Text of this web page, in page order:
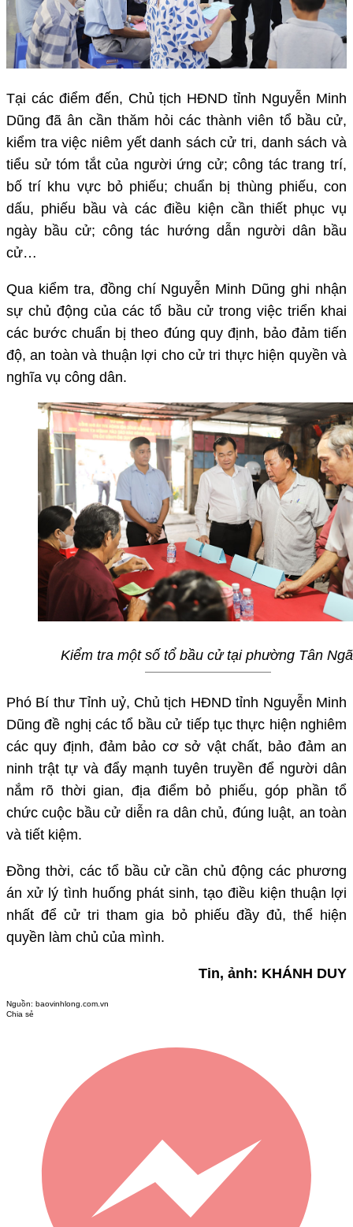
Tại các điểm đến, Chủ tịch HĐND tỉnh Nguyễn Minh
Dũng đã ân cần thăm hỏi các thành viên tổ bầu cử,
kiểm tra việc niêm yết danh sách cử tri, danh sách và
tiểu sử tóm tắt của người ứng cử; công tác trang trí,
bố trí khu vực bỏ phiếu; chuẩn bị thùng phiếu, con
dấu, phiếu bầu và các điều kiện cần thiết phục vụ
ngày bầu cử; công tác hướng dẫn người dân bầu
cử…
Qua kiểm tra, đồng chí Nguyễn Minh Dũng ghi nhận
sự chủ động của các tổ bầu cử trong việc triển khai
các bước chuẩn bị theo đúng quy định, bảo đảm tiến
độ, an toàn và thuận lợi cho cử tri thực hiện quyền và
nghĩa vụ công dân.
Kiểm tra một số tổ bầu cử tại phường Tân
Phó Bí thư Tỉnh uỷ, Chủ tịch HĐND tỉnh Nguyễn Minh
Dũng đề nghị các tổ bầu cử tiếp tục thực hiện nghiêm
các quy định, đảm bảo cơ sở vật chất, bảo đảm an
ninh trật tự và đẩy mạnh tuyên truyền để người dân
nắm rõ thời gian, địa điểm bỏ phiếu, góp phần tổ
chức cuộc bầu cử diễn ra dân chủ, đúng luật, an toàn
và tiết kiệm.
Đồng thời, các tổ bầu cử cần chủ động các phương
án xử lý tình huống phát sinh, tạo điều kiện thuận lợi
nhất để cử tri tham gia bỏ phiếu đầy đủ, thể hiện
quyền làm chủ của mình.
Tin, ảnh: KHÁNH DUY
Nguồn: baovinhlong.com.vn
Chia sẻ